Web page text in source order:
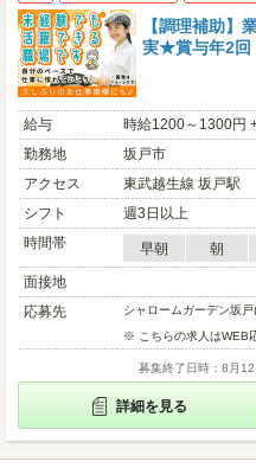
【調理補助】
実★賞与年2回
給与
時給1200～1300円
勤務地
坂戸市
アクセス
東武越生線 坂戸駅
シフト
週3日以上
時間帯
早朝 朝
面接地
応募先
シャロームガーデン坂
※ こちらの求人はWEB
募集終了日時：8月12
詳細を見る